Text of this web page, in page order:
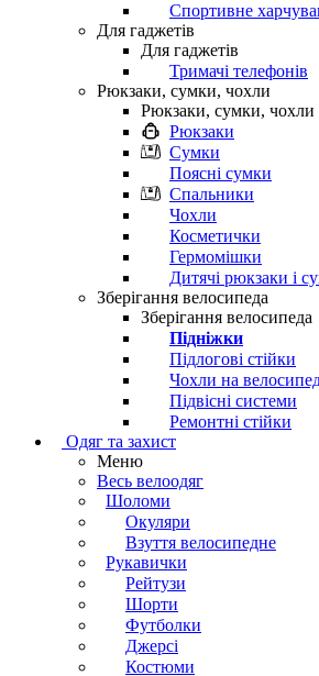
Спортивне
Для гаджетів
Для гаджетів
Тримачі телефонів
Рюкзаки, сумки, чохли
Рюкзаки, сумки, чохли
Рюкзаки
Сумки
Поясні сумки
Спальники
Чохли
Косметички
Гермомішки
Дитячі рюкзаки і
Зберігання велосипеда
Зберігання велосипеда
Підніжки
Підлогові стійки
Чохли на
Підвісні системи
Ремонтні стійки
Одяг та захист
Меню
Весь велоодяг
Шоломи
Окуляри
Взуття велосипедне
Рукавички
Рейтузи
Шорти
Футболки
Джерсі
Костюми